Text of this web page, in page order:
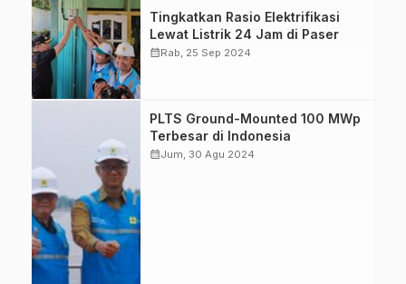
PT PLN UID
Kaltimra wujudkan
listrik 24 jam di
tiga desa di
Paser. (Foto: PLN)
Tingkatkan Rasio Elektrifikasi
Lewat Listrik 24 Jam di Paser
calendar_monthRab, 25 Sep 2024
Kementerian
ESDM, Jisman
Hutajulu
meresmikan PLTS
Ground-Mounted
100 MWp di
Purwakarta. (Foto:
PLTS Ground-Mounted 100 MWp
Terbesar di Indonesia
calendar_monthJum, 30 Agu 2024